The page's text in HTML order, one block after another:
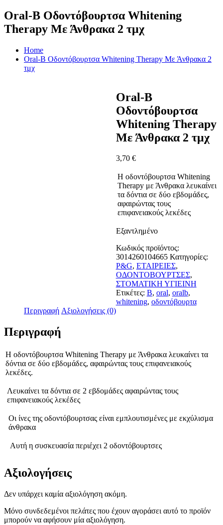
Oral-B Οδοντόβουρτσα Whitening
Therapy Με Άνθρακα 2 τμχ
Home
Oral-B Οδοντόβουρτσα Whitening Therapy Με Άνθρακα 2
τμχ
Oral-B
Οδοντόβουρτσα
Whitening Therapy
Με Άνθρακα 2 τμχ
3,70 €
Η οδοντόβουρτσα Whitening
Therapy με Άνθρακα λευκαίνει
τα δόντια σε δύο εβδομάδες,
αφαιρώντας τους
επιφανειακούς λεκέδες
Εξαντλημένο
Κωδικός προϊόντος:
3014260104665 Κατηγορίες:
P&G, ΕΤΑΙΡΕΙΕΣ,
ΟΔΟΝΤΟΒΟΥΡΤΣΕΣ,
ΣΤΟΜΑΤΙΚΗ ΥΓΙΕΙΝΗ
Ετικέτες: B, oral, oralb,
whitening, οδοντόβουρτα
Περιγραφή Αξιολογήσεις (0)
Περιγραφή
Η οδοντόβουρτσα Whitening Therapy με Άνθρακα λευκαίνει τα
δόντια σε δύο εβδομάδες, αφαιρώντας τους επιφανειακούς
λεκέδες.
Λευκαίνει τα δόντια σε 2 εβδομάδες αφαιρώντας τους
επιφανειακούς λεκέδες
Οι ίνες της οδοντόβουρτσας είναι εμπλουτισμένες με εκχύλισμα
άνθρακα
Αυτή η συσκευασία περιέχει 2 οδοντόβουρτσες
Αξιολογήσεις
Δεν υπάρχει καμία αξιολόγηση ακόμη.
Μόνο συνδεδεμένοι πελάτες που έχουν αγοράσει αυτό το προϊόν
μπορούν να αφήσουν μία αξιολόγηση.